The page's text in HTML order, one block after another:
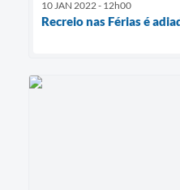
10 JAN 2022 - 12h00
Recreio nas Férias é